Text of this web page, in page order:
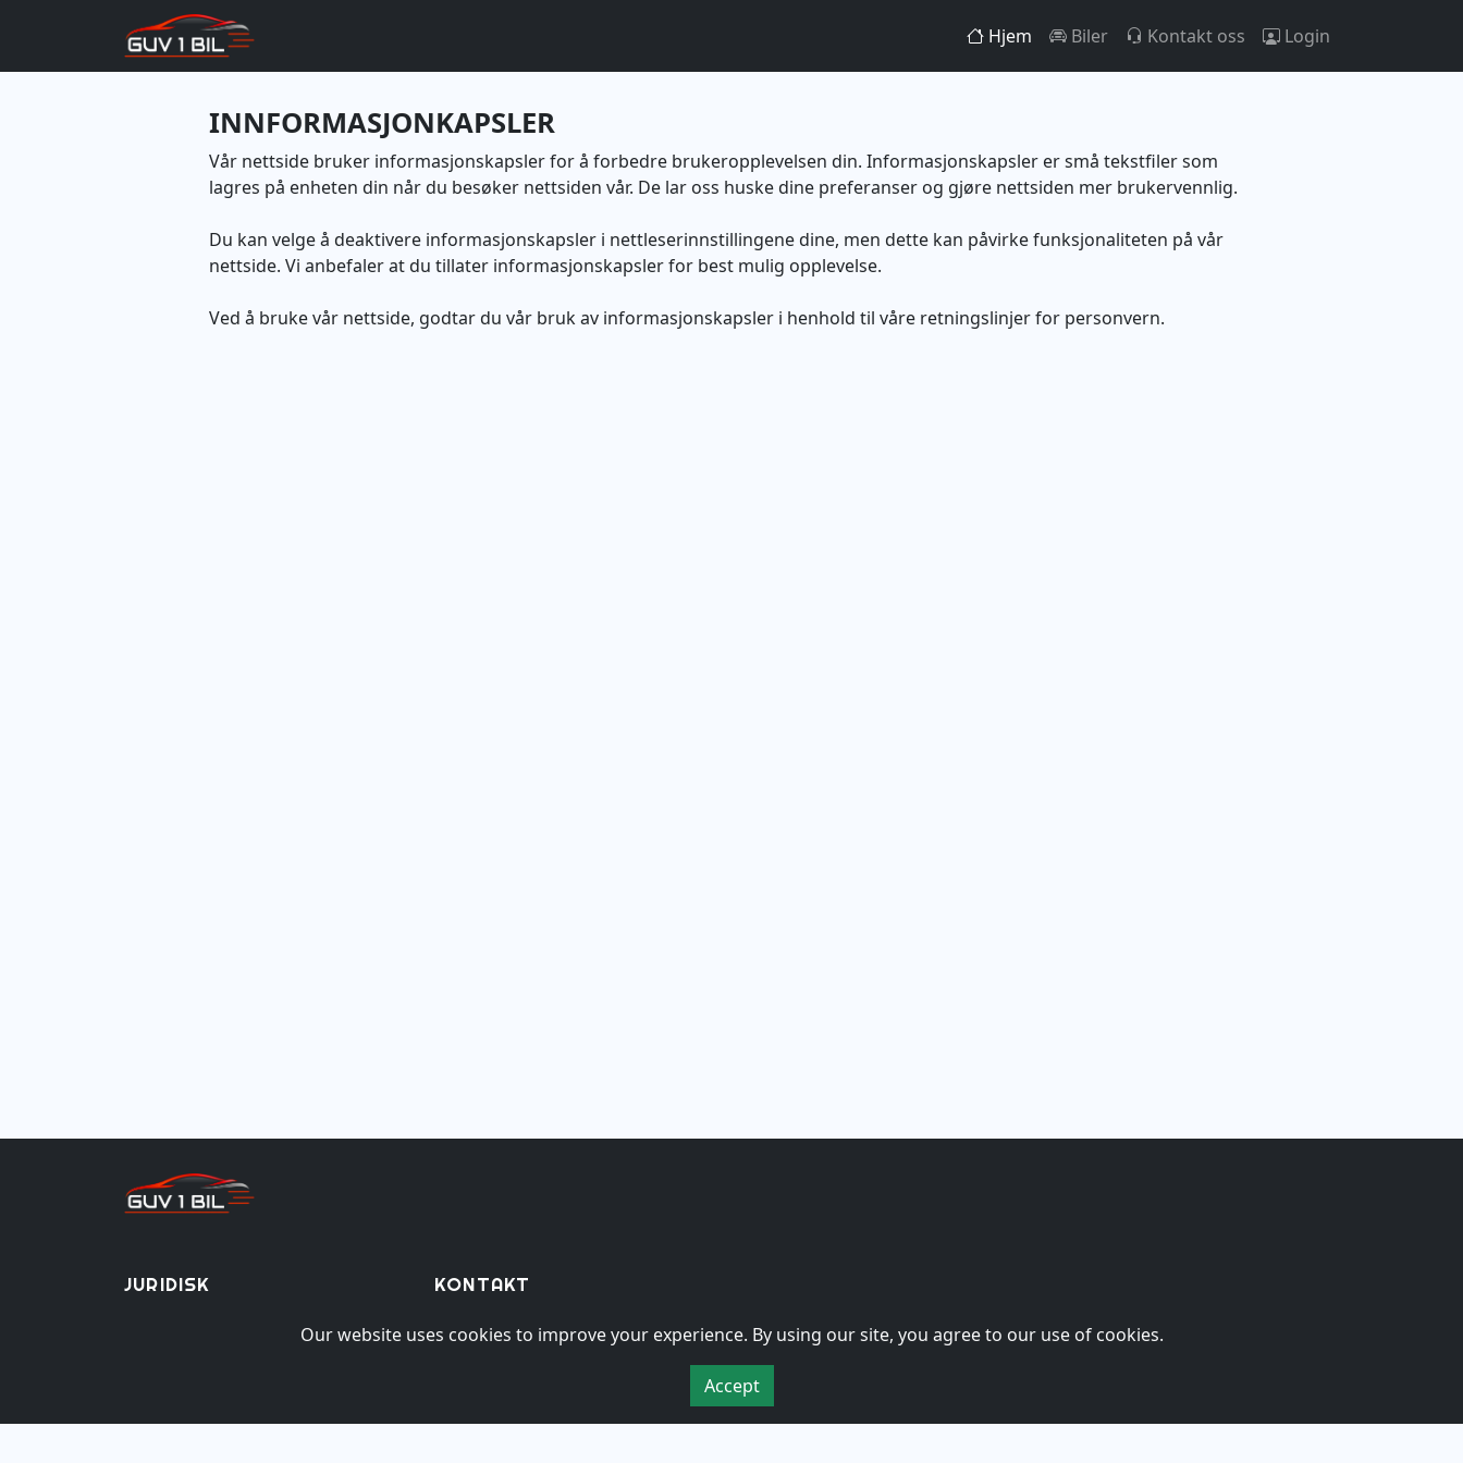
Hjem Biler Kontakt oss Login
INNFORMASJONKAPSLER
Vår nettside bruker informasjonskapsler for å forbedre brukeropplevelsen din. Informasjonskapsler er små tekstfiler som
lagres på enheten din når du besøker nettsiden vår. De lar oss huske dine preferanser og gjøre nettsiden mer brukervennlig.
Du kan velge å deaktivere informasjonskapsler i nettleserinnstillingene dine, men dette kan påvirke funksjonaliteten på vår
nettside. Vi anbefaler at du tillater informasjonskapsler for best mulig opplevelse.
Ved å bruke vår nettside, godtar du vår bruk av informasjonskapsler i henhold til våre retningslinjer for personvern.
juridisk kontakt
Bestill
Our website uses cookies to improve your experience. By using our site, you agree to our use of cookies.
Accept